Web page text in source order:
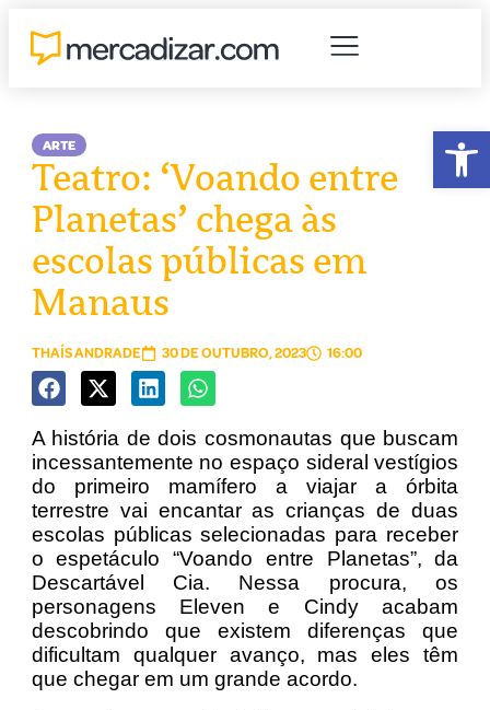
ARTE
Teatro: ‘Voando entre
Planetas’ chega às
escolas públicas em
Manaus
THAÍS ANDRADE 30 DE OUTUBRO, 2023 16:00
A história de dois cosmonautas que buscam
incessantemente no espaço sideral vestígios
do primeiro mamífero a viajar a órbita
terrestre vai encantar as crianças de duas
escolas públicas selecionadas para receber
o espetáculo “Voando entre Planetas”, da
Descartável Cia. Nessa procura, os
personagens Eleven e Cindy acabam
descobrindo que existem diferenças que
dificultam qualquer avanço, mas eles têm
que chegar em um grande acordo.